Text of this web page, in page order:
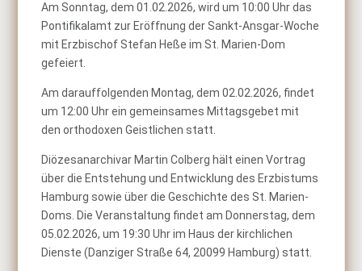
Am Sonntag, dem 01.02.2026, wird um 10:00 Uhr das
Pontifikalamt zur Eröffnung der Sankt-Ansgar-Woche
mit Erzbischof Stefan Heße im St. Marien-Dom
gefeiert.
Am darauffolgenden Montag, dem 02.02.2026, findet
um 12:00 Uhr ein gemeinsames Mittagsgebet mit
den orthodoxen Geistlichen statt.
Diözesanarchivar Martin Colberg hält einen Vortrag
über die Entstehung und Entwicklung des Erzbistums
Hamburg sowie über die Geschichte des St. Marien-
Doms. Die Veranstaltung findet am Donnerstag, dem
05.02.2026, um 19:30 Uhr im Haus der kirchlichen
Dienste (Danziger Straße 64, 20099 Hamburg) statt.